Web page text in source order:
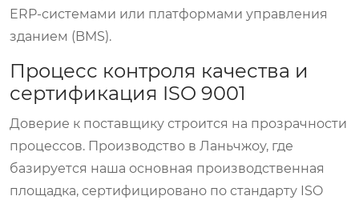
ERP-системами или платформами управления
зданием (BMS).
Процесс контроля качества и
сертификация ISO 9001
Доверие к поставщику строится на прозрачности
процессов. Производство в Ланьчжоу, где
базируется наша основная производственная
площадка, сертифицировано по стандарту ISO